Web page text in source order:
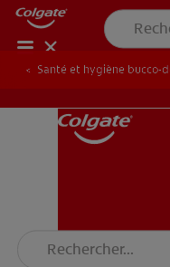
Santé et hygiène bucco-